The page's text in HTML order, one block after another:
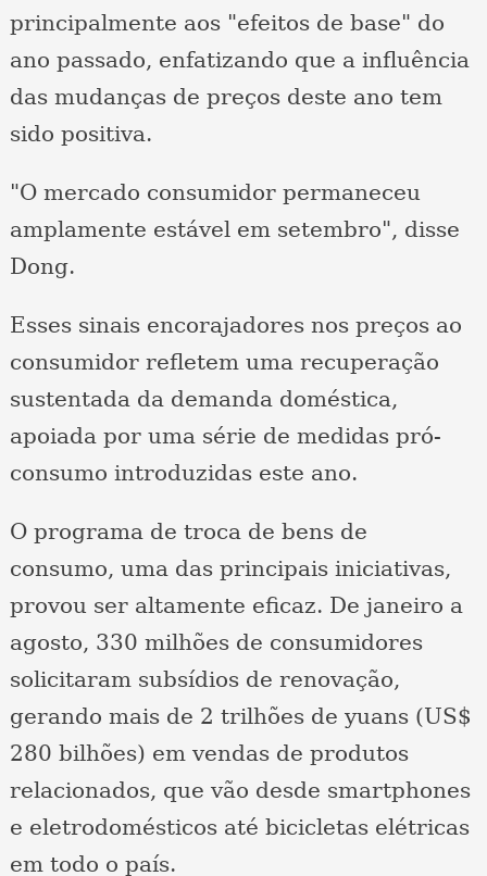
principalmente aos "efeitos de base" do
ano passado, enfatizando que a influência
das mudanças de preços deste ano tem
sido positiva.
"O mercado consumidor permaneceu
amplamente estável em setembro", disse
Dong.
Esses sinais encorajadores nos preços ao
consumidor refletem uma recuperação
sustentada da demanda doméstica,
apoiada por uma série de medidas pró-
consumo introduzidas este ano.
O programa de troca de bens de
consumo, uma das principais iniciativas,
provou ser altamente eficaz. De janeiro a
agosto, 330 milhões de consumidores
solicitaram subsídios de renovação,
gerando mais de 2 trilhões de yuans (US$
280 bilhões) em vendas de produtos
relacionados, que vão desde smartphones
e eletrodomésticos até bicicletas elétricas
em todo o país.